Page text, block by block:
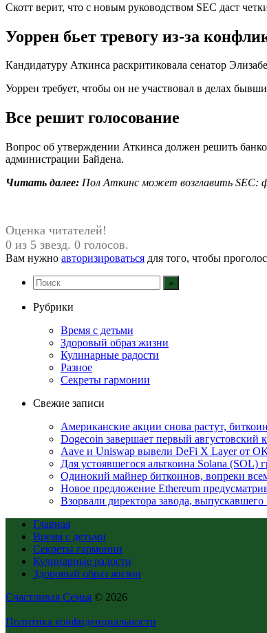
Скотт верит, что с новым руководством SEC даст
Уоррен бьет тревогу из-за
Кандидатуру Аткинса раскритиковала сенатор
Уоррен требует, чтобы он не участвовал в делах
Все решит голосование
Вопрос об утверждении Аткинса должен решить
администрации Байдена.
Читать далее: Пол Аткинс может возглавить SEC:
Оценка читателей!
0 из 5 звезд. 0 голосов.
Вам нужно авторизироваться для того, чтобы
Рубрики
Время с детьми
Здоровый образ жизни
Кулинарные радости
Разное
Секреты гармонии
Свежие записи
Американские акции снова растут,
Dogecoin завершает первый августовский
Aave и Uniswap вывели DeFi X Layer от
Для устоявшегося альткоина Solana
Одинокий майнер биткоинов, вопреки
Новое предложение Ethereum
Взорвали директора завода,
Главная
Время с детьми
Секреты гармонии
Кулинарные радости
Здоровый образ жизни
Счастливая Семья © 2026
Политика конфиденциальности